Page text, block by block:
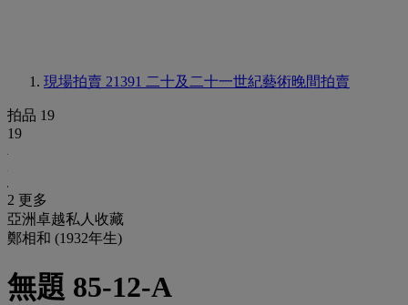
現場拍賣 21391 二十及二十一世紀藝術晚間拍賣
拍品 19
19
2 更多
亞洲卓越私人收藏
鄭相和 (1932年生)
無題 85-12-A